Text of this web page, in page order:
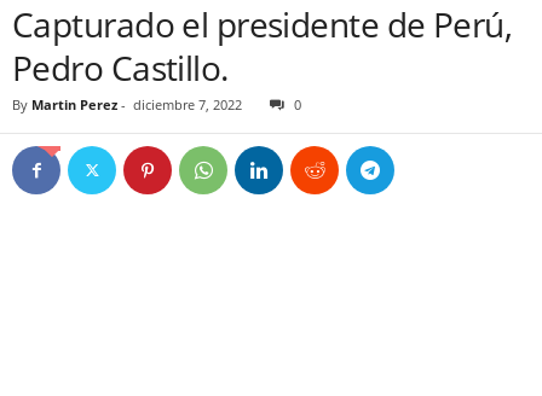
Capturado el presidente de Perú,
Pedro Castillo.
By Martin Perez - diciembre 7, 2022 0